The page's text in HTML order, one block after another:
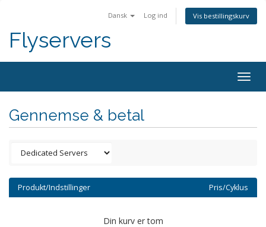
Dansk Log ind Vis bestillingskurv
Flyservers
Gennemse & betal
Produkt/Indstillinger Pris/Cyklus
Din kurv er tom